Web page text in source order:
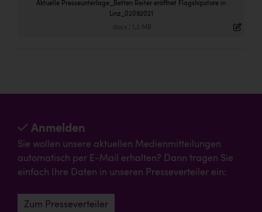
Aktuelle Presseunterlage_Betten Reiter eröffnet Flagshipstore in
Linz_02092021
.docx| 1,3 MB
Anmelden
Sie wollen unsere aktuellen Medienmitteilungen
automatisch per E-Mail erhalten? Dann tragen Sie
einfach Ihre Daten in unseren Presseverteiler ein:
Zum Presseverteiler